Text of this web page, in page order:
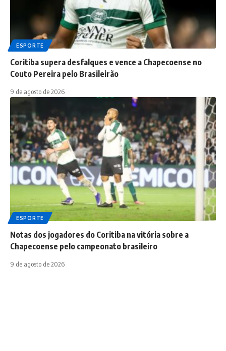
ESPORTE
Coritiba supera desfalques e vence a Chapecoense no
Couto Pereira pelo Brasileirão
9 de agosto de 2026
ESPORTE
Notas dos jogadores do Coritiba na vitória sobre a
Chapecoense pelo campeonato brasileiro
9 de agosto de 2026